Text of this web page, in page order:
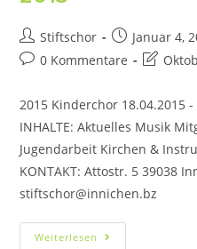
Stiftschor Januar 4,
0 Kommentare
2015 Kinderchor 18.04.2015
INHALTE: Aktuelles Musik
Jugendarbeit Kirchen &
KONTAKT: Attostr. 5 39038
stiftschor@innichen.bz
Weiterlesen